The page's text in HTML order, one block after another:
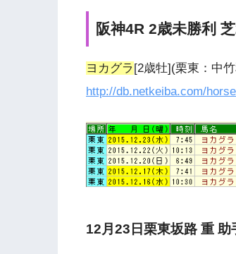
阪神4R 2歳未勝利
ヨカグラ [2歳牡](栗東：中
http://db.netkeiba.com/
12月23日栗東坂路 重 助